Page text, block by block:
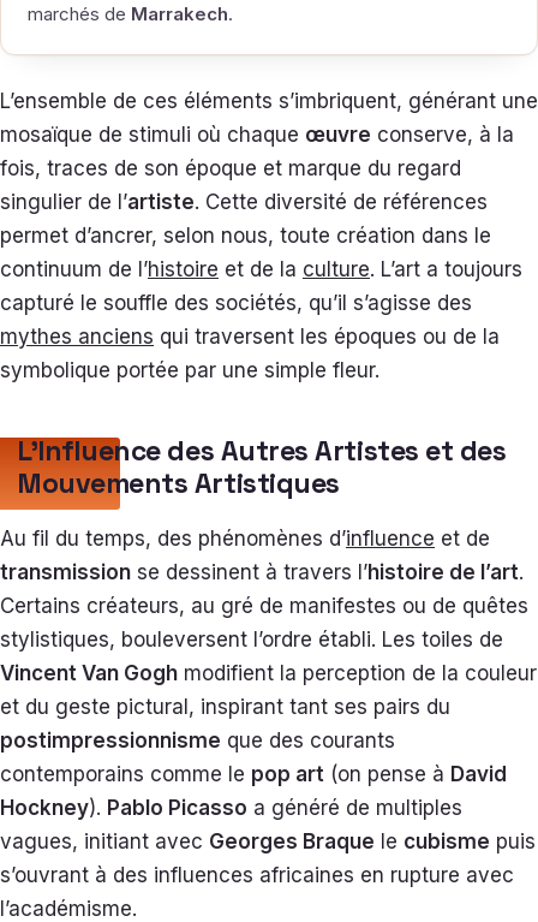
marchés de Marrakech.
L’ensemble de ces éléments s’imbriquent, générant une
mosaïque de stimuli où chaque œuvre conserve, à la
fois, traces de son époque et marque du regard
singulier de l’artiste. Cette diversité de références
permet d’ancrer, selon nous, toute création dans le
continuum de l’histoire et de la culture. L’art a toujours
capturé le souffle des sociétés, qu’il s’agisse des
mythes anciens qui traversent les époques ou de la
symbolique portée par une simple fleur.
L’Influence des Autres Artistes et des
Mouvements Artistiques
Au fil du temps, des phénomènes d’influence et de
transmission se dessinent à travers l’histoire de l’art.
Certains créateurs, au gré de manifestes ou de quêtes
stylistiques, bouleversent l’ordre établi. Les toiles de
Vincent Van Gogh modifient la perception de la couleur
et du geste pictural, inspirant tant ses pairs du
postimpressionnisme que des courants
contemporains comme le pop art (on pense à David
Hockney). Pablo Picasso a généré de multiples
vagues, initiant avec Georges Braque le cubisme puis
s’ouvrant à des influences africaines en rupture avec
l’académisme.